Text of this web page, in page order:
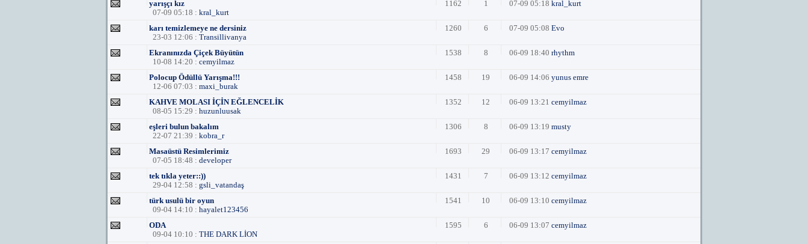
yarışçı kız
07-09 05:18 : kral_kurt
1162 1 07-09 05:18 kral_kurt
karı temizlemeye ne dersiniz
23-03 12:06 : Transillivanya
1260 6 07-09 05:08 Evo
Ekranınızda Çiçek Büyütün
10-08 14:20 : cemyilmaz
1538 8 06-09 18:40 rhythm
Polocup Ödüllü Yarışma!!!
12-06 07:03 : maxi_burak
1458 19 06-09 14:06 yunus emre
KAHVE MOLASI İÇİN EĞLENCELİK
08-05 15:29 : huzunluusak
1352 12 06-09 13:21 cemyilmaz
eşleri bulun bakalım
22-07 21:39 : kobra_r
1306 8 06-09 13:19 musty
Masaüstü Resimlerimiz
07-05 18:48 : developer
1693 29 06-09 13:17 cemyilmaz
tek tıkla yeter::))
29-04 12:58 : gsli_vatandaş
1431 7 06-09 13:12 cemyilmaz
türk usulü bir oyun
09-04 14:10 : hayalet123456
1541 10 06-09 13:10 cemyilmaz
ODA
09-04 10:10 : THE DARK LİON
1595 6 06-09 13:07 cemyilmaz